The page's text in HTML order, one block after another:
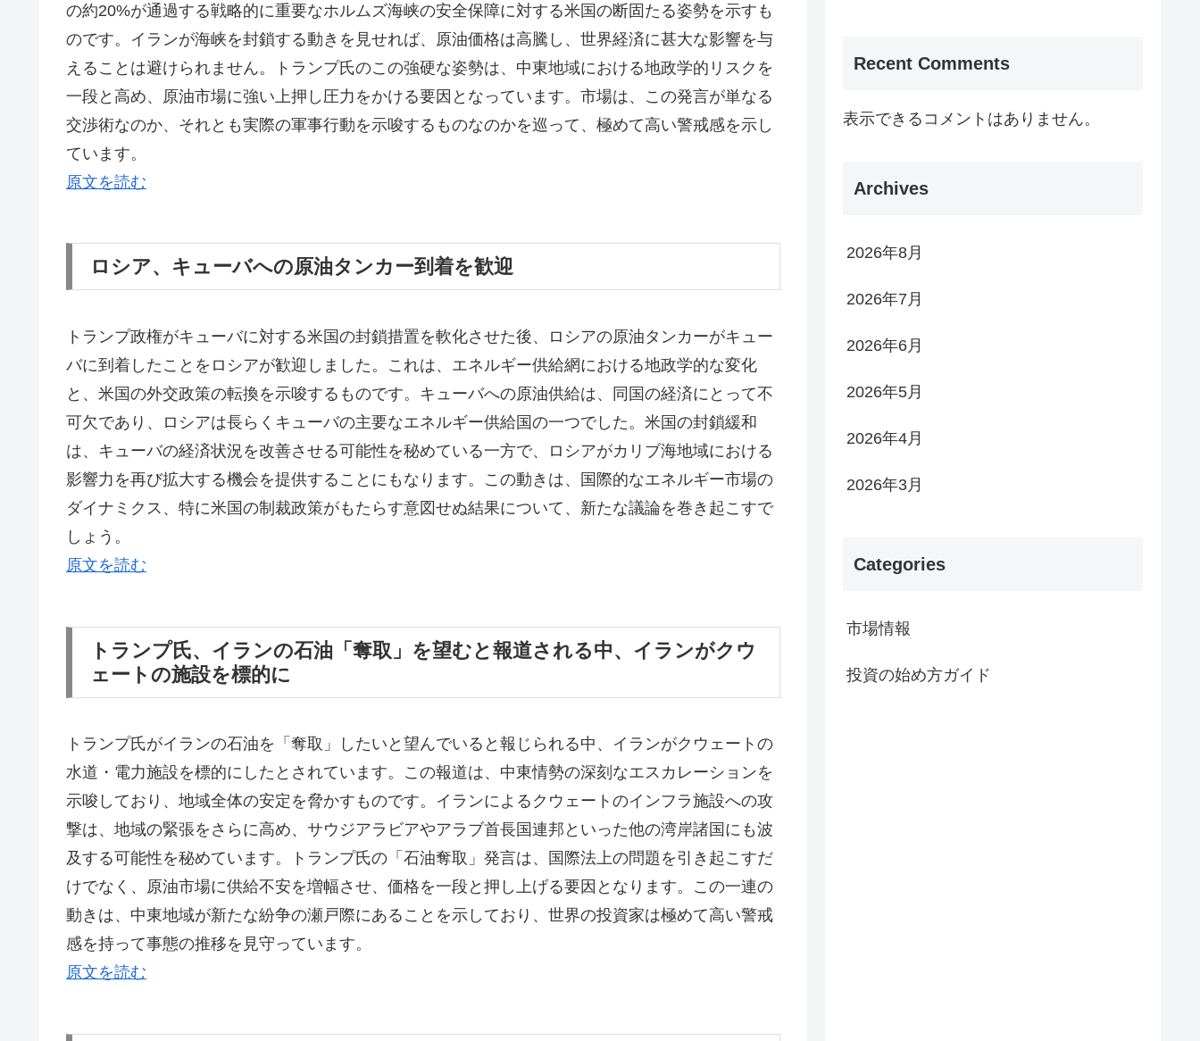
の約20%が通過する戦略的に重要なホルムズ海峡の安全保障に対する米国の断固たる姿勢を示すも
のです。イランが海峡を封鎖する動きを見せれば、原油価格は高騰し、世界経済に甚大な影響を与
えることは避けられません。トランプ氏のこの強硬な姿勢は、中東地域における地政学的リスクを
一段と高め、原油市場に強い上押し圧力をかける要因となっています。市場は、この発言が単なる
交渉術なのか、それとも実際の軍事行動を示唆するものなのかを巡って、極めて高い警戒感を示し
ています。
原文を読む
ロシア、キューバへの原油タンカー到着を歓迎
トランプ政権がキューバに対する米国の封鎖措置を軟化させた後、ロシアの原油タンカーがキュー
バに到着したことをロシアが歓迎しました。これは、エネルギー供給網における地政学的な変化
と、米国の外交政策の転換を示唆するものです。キューバへの原油供給は、同国の経済にとって不
可欠であり、ロシアは長らくキューバの主要なエネルギー供給国の一つでした。米国の封鎖緩和
は、キューバの経済状況を改善させる可能性を秘めている一方で、ロシアがカリブ海地域における
影響力を再び拡大する機会を提供することにもなります。この動きは、国際的なエネルギー市場の
ダイナミクス、特に米国の制裁政策がもたらす意図せぬ結果について、新たな議論を巻き起こすで
しょう。
原文を読む
トランプ氏、イランの石油「奪取」を望むと報道される中、イランがクウ
ェートの施設を標的に
トランプ氏がイランの石油を「奪取」したいと望んでいると報じられる中、イランがクウェートの
水道・電力施設を標的にしたとされています。この報道は、中東情勢の深刻なエスカレーションを
示唆しており、地域全体の安定を脅かすものです。イランによるクウェートのインフラ施設への攻
撃は、地域の緊張をさらに高め、サウジアラビアやアラブ首長国連邦といった他の湾岸諸国にも波
及する可能性を秘めています。トランプ氏の「石油奪取」発言は、国際法上の問題を引き起こすだ
けでなく、原油市場に供給不安を増幅させ、価格を一段と押し上げる要因となります。この一連の
動きは、中東地域が新たな紛争の瀬戸際にあることを示しており、世界の投資家は極めて高い警戒
感を持って事態の推移を見守っています。
原文を読む
Recent Comments
表示できるコメントはありません。
Archives
2026年8月
2026年7月
2026年6月
2026年5月
2026年4月
2026年3月
Categories
市場情報
投資の始め方ガイド